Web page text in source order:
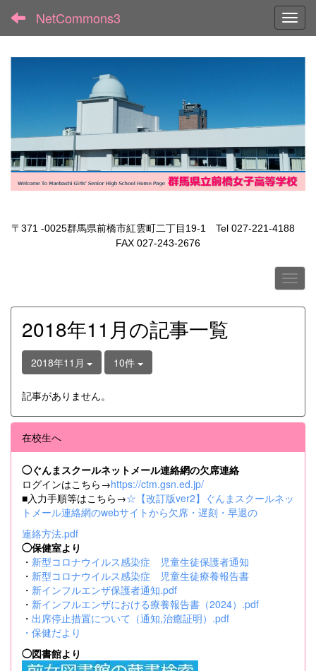
NetCommons3
〒371 -0025群馬県前橋市紅雲町二丁目19-1 Tel 027-221-4188
FAX 027-243-2676
2018年11月の記事一覧
2018年11月 10件
記事がありません。
在校生へ
◯ぐんまスクールネットメール連絡網の欠席連絡
ログインはこちら→https://ctm.gsn.ed.jp/
■入力手順等はこちら→☆【改訂版ver2】ぐんまスクールネッ
トメール連絡網のwebサイトから欠席・遅刻・早退の
連絡方法.pdf
◯保健室より
・ 新型コロナウイルス感染症 児童生徒保護者通知
・ 新型コロナウイルス感染症 児童生徒療養報告書
・ 新インフルエンザ保護者通知.pdf
・ 新インフルエンザにおける療養報告書（2024）.pdf
・ 出席停止措置について（通知,治癒証明）.pdf
・ 保健だより
◯図書館より